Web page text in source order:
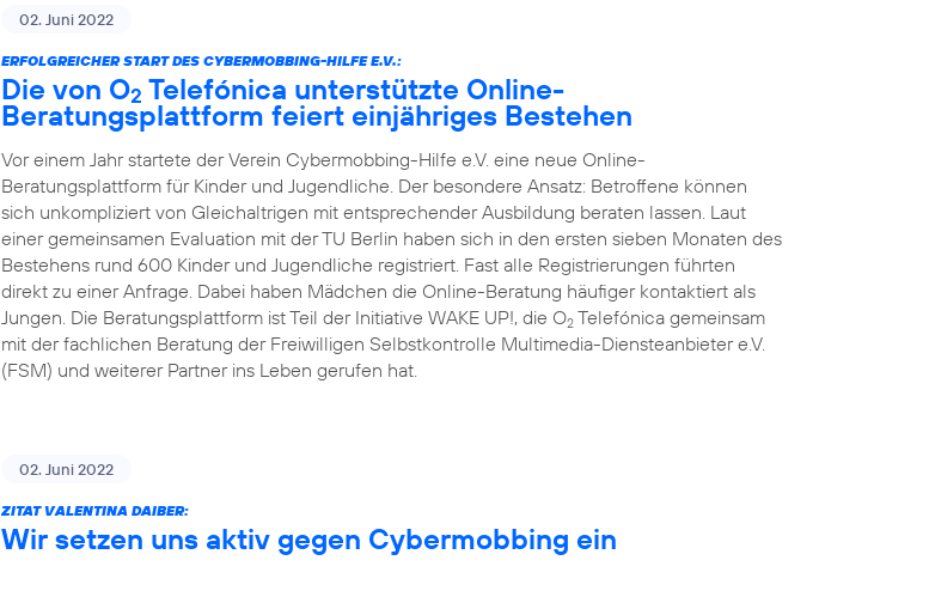
02. Juni 2022
ERFOLGREICHER START DES CYBERMOBBING-HILFE E.V.:
Die von O2 Telefónica unterstützte Online-
Beratungsplattform feiert einjähriges Bestehen
Vor einem Jahr startete der Verein Cybermobbing-Hilfe e.V. eine neue Online-
Beratungsplattform für Kinder und Jugendliche. Der besondere Ansatz: Betroffene können
sich unkompliziert von Gleichaltrigen mit entsprechender Ausbildung beraten lassen. Laut
einer gemeinsamen Evaluation mit der TU Berlin haben sich in den ersten sieben Monaten des
Bestehens rund 600 Kinder und Jugendliche registriert. Fast alle Registrierungen führten
direkt zu einer Anfrage. Dabei haben Mädchen die Online-Beratung häufiger kontaktiert als
Jungen. Die Beratungsplattform ist Teil der Initiative WAKE UP!, die O2 Telefónica gemeinsam
mit der fachlichen Beratung der Freiwilligen Selbstkontrolle Multimedia-Diensteanbieter e.V.
(FSM) und weiterer Partner ins Leben gerufen hat.
02. Juni 2022
ZITAT VALENTINA DAIBER:
Wir setzen uns aktiv gegen Cybermobbing ein